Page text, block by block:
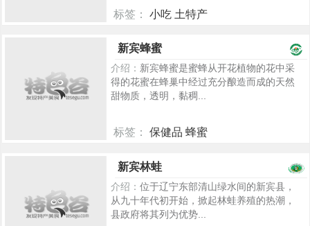
标签： 小吃 土特产
新宾蜂蜜
介绍： 新宾蜂蜜是蜜蜂从开花植物的花中采
得的花蜜在蜂巢中经过充分酿造而成的天然
甜物质，透明，黏稠...
标签： 保健品 蜂蜜
新宾林蛙
介绍： 位于辽宁东部清山绿水间的新宾县，
从九十年代初开始，掀起林蛙养殖的热潮，
县政府将其列为优势...